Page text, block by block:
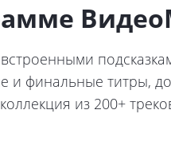
и финальные титры,
из 200+